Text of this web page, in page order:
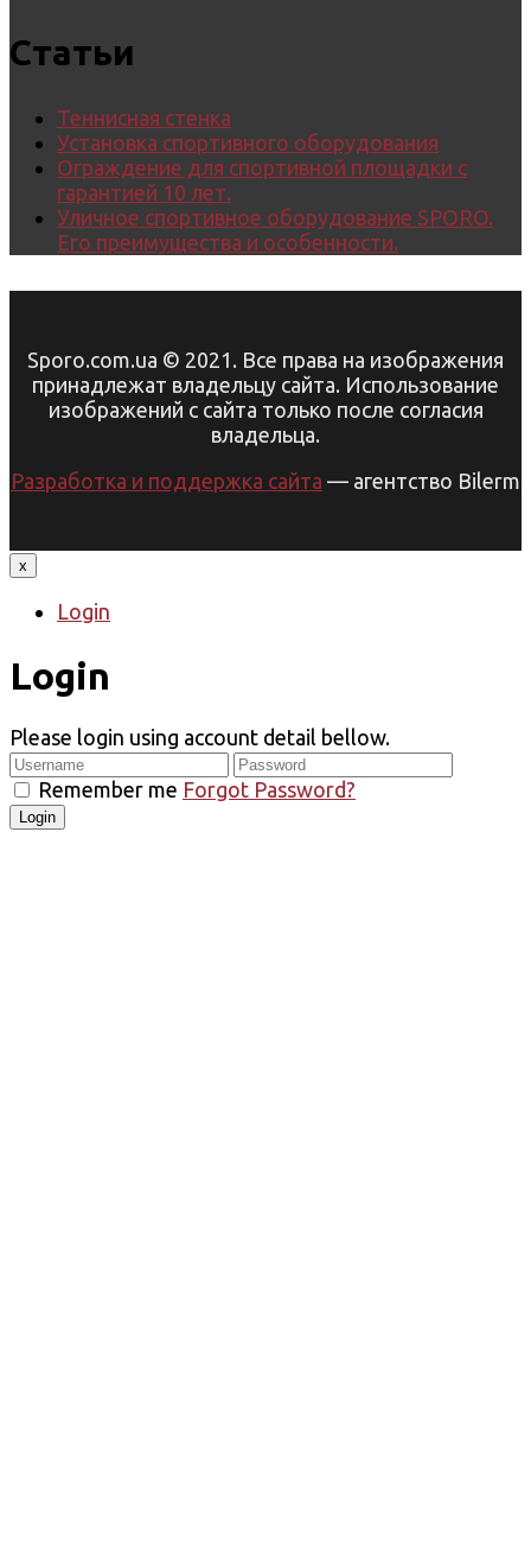
Статьи
Теннисная стенка
Установка спортивного оборудования
Ограждение для спортивной площадки с
гарантией 10 лет.
Уличное спортивное оборудование SPORO.
Его преимущества и особенности.
Sporo.com.ua © 2021. Все права на изображения
принадлежат владельцу сайта. Использование
изображений с сайта только после согласия
владельца.
Разработка и поддержка сайта — агентство Bilerm
x
Login
Login
Please login using account detail bellow.
Remember me Forgot Password?